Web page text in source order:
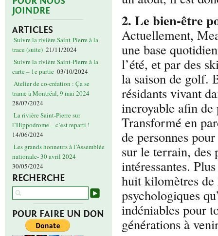
JOINDRE
ARTICLES
Suivre la rivière Saint-Pierre à la
trace (suite) 21/11/2024
Suivre la rivière Saint-Pierre à la
carte – 1e partie 03/10/2024
Atelier de co-création : Ça se
trame à Montréal, 9 mai 2024
28/07/2024
La rivière Saint-Pierre sur
l’Hippodrome – c’est reparti !
14/06/2024
Les grands honneurs à l’Assemblée
nationale- 30 avril 2024
30/05/2024
RECHERCHE
POUR FAIRE UN DON
2. Le bien-être
Actuellement,
une base
l’été, et par des
la saison de golf.
résidants vivant
incroyable afin
Transformé en
de personnes
sur le terrain, des
intéressantes.
huit kilomètres de
psychologiques
indéniables pour
générations à